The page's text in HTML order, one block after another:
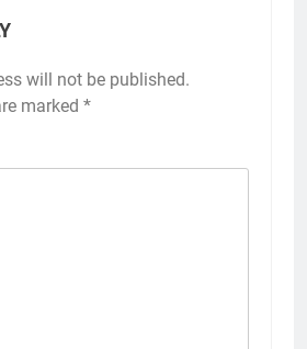
will not be published.
marked *